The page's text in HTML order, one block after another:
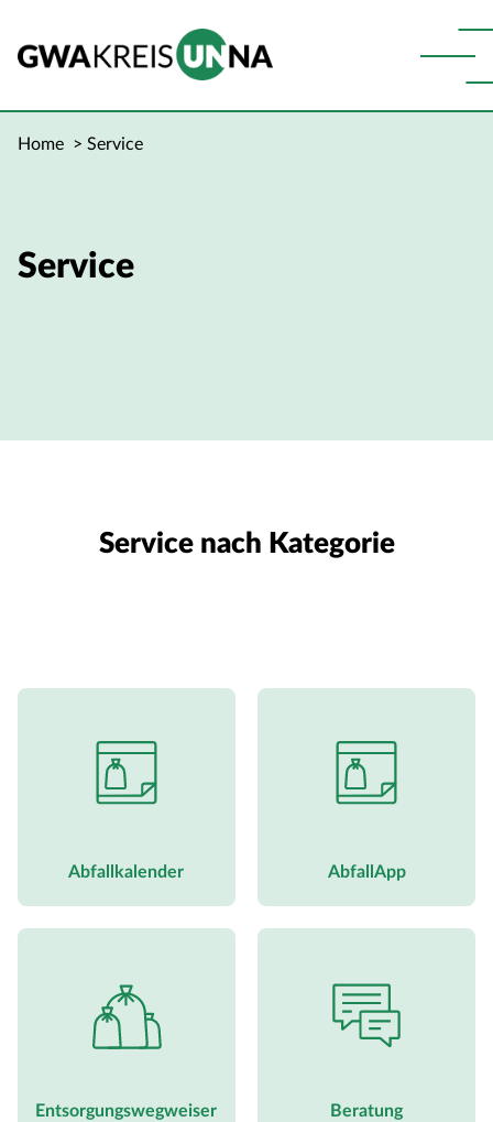
Home Service
Service
Service nach Kategorie
Abfallkalender AbfallApp
Entsorgungswegweiser Beratung